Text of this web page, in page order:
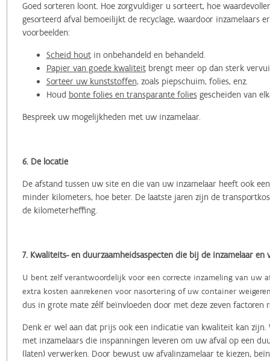
Goed sorteren loont. Hoe zorgvuldiger u sorteert, hoe
gesorteerd afval bemoeilijkt de recyclage, waardoor inzamelaars
voorbeelden:
Scheid houtin onbehandeld en behandeld.
Papier van goede kwaliteitbrengt meer op dan sterk
Sorteer uw kunststoffen, zoals piepschuim, folies, enz.
Houd bonte folies en transparante foliesgescheiden van
Bespreek uw mogelijkheden met uw inzamelaar.
6. De locatie
De afstand tussen uw site en die van uw inzamelaar heeft ook
minder kilometers, hoe beter. De laatste jaren zijn de
de kilometerheffing.
7. Kwaliteits- en duurzaamheidsaspecten die bij de inzamelaar
U bent zelf verantwoordelijk voor een correcte inzameling van uw
extra kosten aanrekenen voor nasortering of uw container
dus in grote mate zélf beïnvloeden door met deze zeven factoren
Denk er wel aan dat prijs ook een indicatie van kwaliteit kan zijn.
met inzamelaars die inspanningen leveren om uw afval op een
(laten) verwerken. Door bewust uw afvalinzamelaar te kiezen,